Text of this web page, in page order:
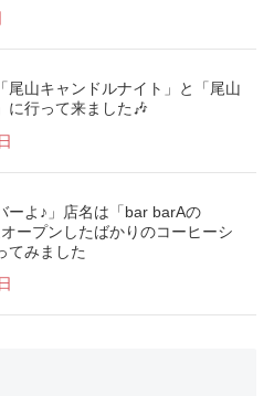
尾山キャンドルナイト」と「尾山
に行って来ました🎶
ーよ♪」店名は「bar barAの
ープンしたばかりのコーヒーシ
てみました